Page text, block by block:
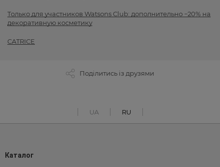
Только для участников Watsons Club: дополнительно −20% на
декоративную косметику
CATRICE
Поділитись із друзями
UA RU
Каталог